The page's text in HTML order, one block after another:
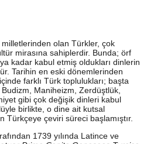
olan Türkler, çok
mirasına sahiplerdir. Bunda; örf
kadar kabul etmiş oldukları dinlerin
Tarihin en eski dönemlerinden
farklı Türk toplulukları; başta
Budizm, Maniheizm, Zerdüştlük,
gibi çok değişik dinleri kabul
birlikte, o dine ait kutsal
Türkçeye çeviri süreci başlamıştır.
1739 yılında Latince ve